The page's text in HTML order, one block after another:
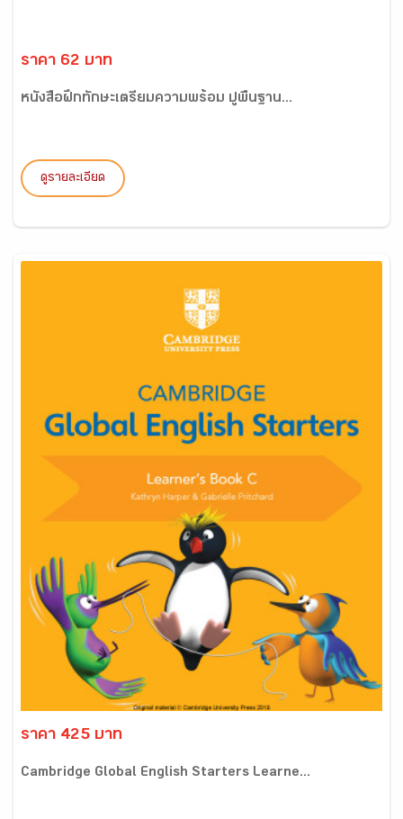
ราคา 62 บาท
หนังสือฝึกทักษะเตรียมความพร้อม ปูพื้นฐาน...
ดูรายละเอียด
ราคา 425 บาท
Cambridge Global English Starters Learne...